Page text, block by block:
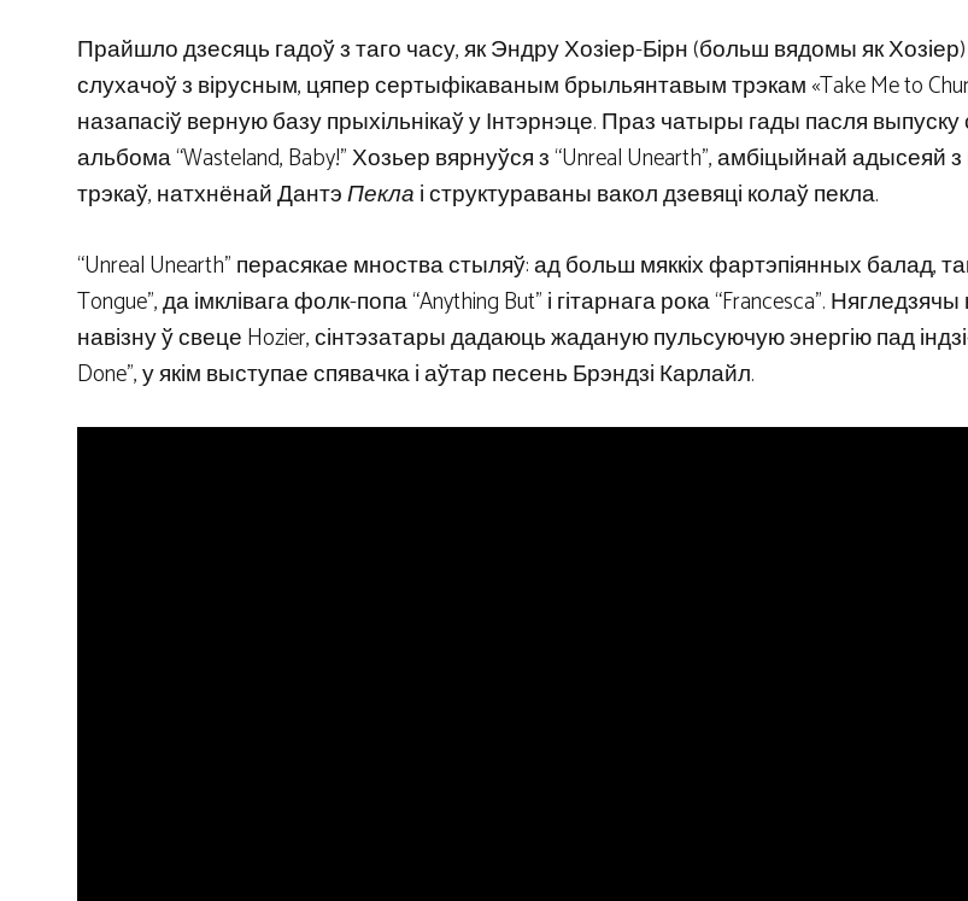
Прайшло дзесяць гадоў з таго часу, як Эндру Хозіер-Бірн (больш вядомы як
слухачоў з вірусным, цяпер сертыфікаваным брыльянтавым трэкам «Take Me to
назапасіў верную базу прыхільнікаў у Інтэрнэце. Праз чатыры гады пасля
альбома “Wasteland, Baby!” Хозьер вярнуўся з “Unreal Unearth”, амбіцыйнай адысеяй
трэкаў, натхнёнай ДантэПеклаі структураваны вакол дзевяці колаў пекла.
“Unreal Unearth” перасякае мноства стыляў: ад больш мяккіх фартэпіянных балад,
Tongue”, да імклівага фолк-попа “Anything But” і гітарнага рока “Francesca”.
навізну ў свеце Hozier, сінтэзатары дадаюць жаданую пульсуючую энергію пад
Done”, у якім выступае спявачка і аўтар песень Брэндзі Карлайл.